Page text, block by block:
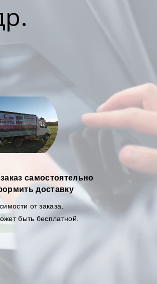
самостоятельно
доставку
от заказа,
быть бесплатной.